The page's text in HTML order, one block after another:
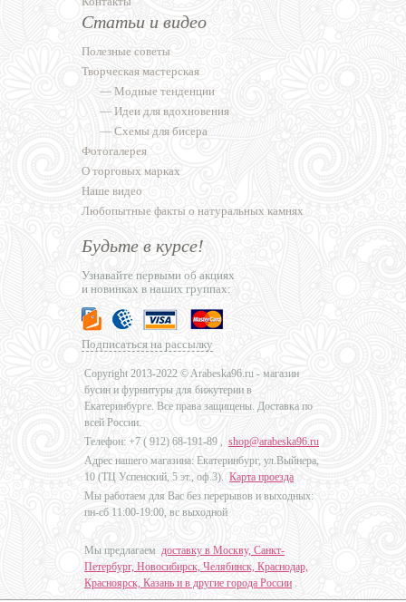
Статьи и видео
Полезные советы
Творческая мастерская
— Модные тенденции
— Идеи для вдохновения
— Схемы для бисера
Фотогалерея
О торговых марках
Наше видео
Любопытные факты о натуральных камнях
Будьте в курсе!
Узнавайте первыми об акциях
и новинках в наших группах:
Подписаться на рассылку
Copyright 2013-2022 © Arabeska96.ru - магазин
бусин и фурнитуры для бижутерии в
Екатеринбурге. Все права защищены. Доставка по
всей России.
Телефон: +7 ( 912) 68-191-89 , shop@arabeska96.ru
Адрес нашего магазина: Екатеринбург, ул.Выйнера,
10 (ТЦ Успенский, 5 эт., оф.3). Карта проезда
Мы работаем для Вас без перерывов и выходных:
пн-сб 11:00-19:00, вс выходной
Мы предлагаем доставку в Москву, Санкт-
Петербург, Новосибирск, Челябинск, Краснодар,
Красноярск, Казань и в другие города России .